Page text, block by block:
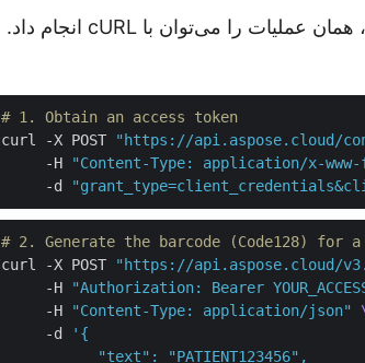
وقتی ترجیح می‌دهید مستقیماً از REST استفاده کنید، همان عملیات را می‌توان با cURL انجام داد.
# 1. Obtain an access token
curl -X POST
"https://api.aspose.cloud/
     -H
"Content-Type: application/x-www-
     -d
# 2. Generate the barcode (Code128) for
curl -X POST
"https://api.aspose.cloud/
     -H
"Authorization: Bearer
     -H
"Content-Type: application/json"
     -d